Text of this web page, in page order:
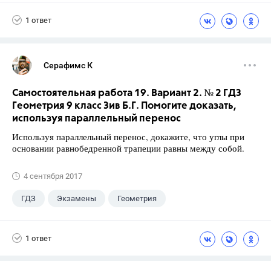
1 ответ
Серафимс К
Самостоятельная работа 19. Вариант 2. № 2 ГДЗ
Геометрия 9 класс Зив Б.Г. Помогите доказать,
используя параллельный перенос
Используя параллельный перенос, докажите, что углы при
основании равнобедренной трапеции равны между собой.
4 сентября 2017
ГДЗ Экзамены Геометрия
1 ответ